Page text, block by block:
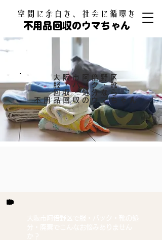
​空間に余白を、社会に循環を
不用品回収のウマちゃん
大阪市阿倍野区
服・バック・靴
回収・処分なら
​不用品回収のウマちゃん